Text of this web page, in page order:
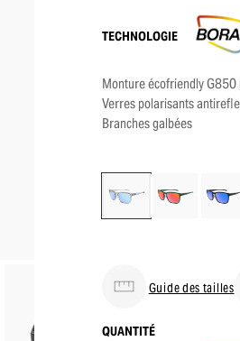
TECHNOLOGIE
Monture écofriendly
Verres polarisants
Branches galbées
Guide des tailles
QUANTITÉ